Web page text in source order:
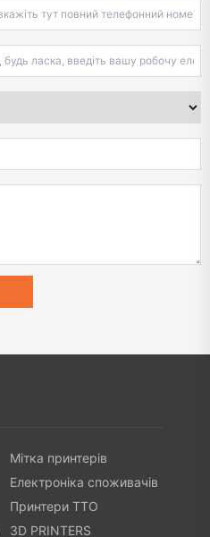
Мітка принтерів
Електроніка споживачів
Принтери TTO
3D PRINTERS